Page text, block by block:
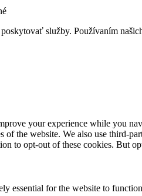
služby. Používaním
your experience while you
the website. We also use third-
to opt-out of these cookies. But
essential for the website to